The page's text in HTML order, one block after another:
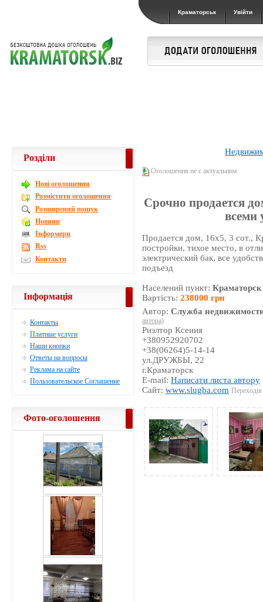
Краматорськ Увійти
Оголошення не є актуальним
Срочно продается
всеми
Продается дом, 16х5, 3 сот.,
постройки, тихое место, в
электрический бак, все
подъезд
Населений пункт:Краматорск
Вартість:238000 грн
Автор:Служба
автора)
Риэлтор Ксения
+380952920702
+38(06264)5-14-14
ул.ДРУЖБЫ, 22
г.Краматорск
E-mail:Написати листа автору
Сайт:www.slugba.com
Розділи
Новi оголошення
Розмістити оголошення
Розширений пошук
Новини
Інформери
Rss
Контакти
Інформація
Контакты
Платные услуги
Наши кнопки
Ответы на вопросы
Реклама на сайте
Пользовательское Соглашение
Фото-оголошення